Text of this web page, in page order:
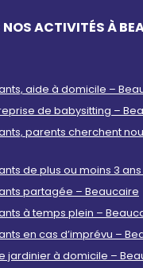
NOS ACTIVITÉS À
aide à domicile –
de babysitting –
parents cherchent
de plus ou moins 3
partagée – Beaucaire
à temps plein –
en cas d’imprévu –
jardinier à domicile –